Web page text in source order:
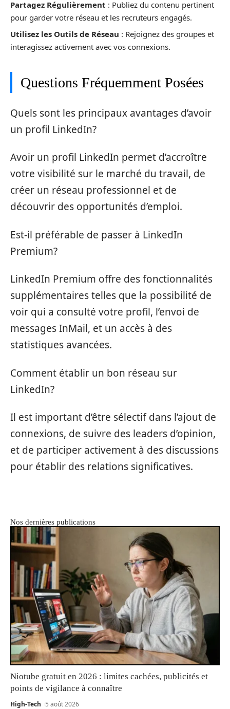
Partagez Régulièrement : Publiez du contenu pertinent
pour garder votre réseau et les recruteurs engagés.
Utilisez les Outils de Réseau : Rejoignez des groupes et
interagissez activement avec vos connexions.
Questions Fréquemment Posées
Quels sont les principaux avantages d’avoir
un profil LinkedIn?
Avoir un profil LinkedIn permet d’accroître
votre visibilité sur le marché du travail, de
créer un réseau professionnel et de
découvrir des opportunités d’emploi.
Est-il préférable de passer à LinkedIn
Premium?
LinkedIn Premium offre des fonctionnalités
supplémentaires telles que la possibilité de
voir qui a consulté votre profil, l’envoi de
messages InMail, et un accès à des
statistiques avancées.
Comment établir un bon réseau sur
LinkedIn?
Il est important d’être sélectif dans l’ajout de
connexions, de suivre des leaders d’opinion,
et de participer activement à des discussions
pour établir des relations significatives.
Nos dernières publications
Niotube gratuit en 2026 : limites cachées, publicités et
points de vigilance à connaître
High-Tech 5 août 2026